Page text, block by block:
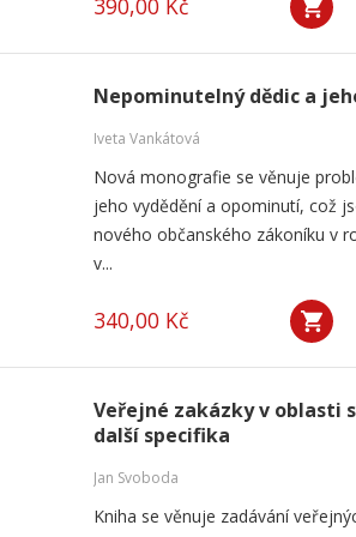
390,00 Kč
Nepominutelný dědic a
Iveta Vankátová
Nová monografie se věnuje
jeho vydědění a opominutí, což
nového občanského zákoníku v
v...
340,00 Kč
Veřejné zakázky v oblasti
další specifika
Jan Svoboda
Kniha se věnuje zadávání